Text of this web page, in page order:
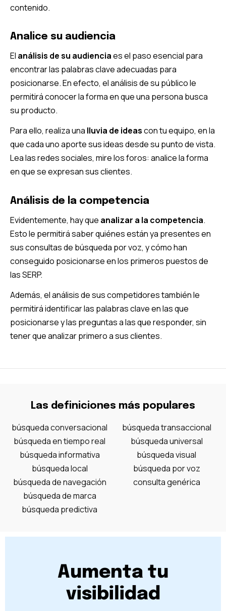
contenido.
Analice su audiencia
El análisis de su audienciaes el paso esencial para
encontrar las palabras clave adecuadas para
posicionarse. En efecto, el análisis de su público le
permitirá conocer la forma en que una persona busca
su producto.
Para ello, realiza una lluvia de ideascon tu equipo, en la
que cada uno aporte sus ideas desde su punto de vista.
Lea las redes sociales, mire los foros: analice la forma
en que se expresan sus clientes.
Análisis de la competencia
Evidentemente, hay que analizar a la competencia.
Esto le permitirá saber quiénes están ya presentes en
sus consultas de búsqueda por voz, y cómo han
conseguido posicionarse en los primeros puestos de
las SERP.
Además, el análisis de sus competidores también le
permitirá identificar las palabras clave en las que
posicionarse y las preguntas a las que responder, sin
tener que analizar primero a sus clientes.
Las definiciones más populares
búsqueda conversacional
búsqueda en tiempo real
búsqueda informativa
búsqueda local
búsqueda de navegación
búsqueda de marca
búsqueda predictiva
búsqueda transaccional
búsqueda universal
búsqueda visual
búsqueda por voz
consulta genérica
Aumenta tu
visibilidad